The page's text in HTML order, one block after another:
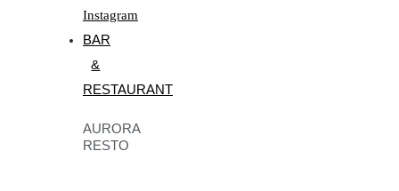
Instagram
BAR
&
RESTAURANT
AURORA
RESTO